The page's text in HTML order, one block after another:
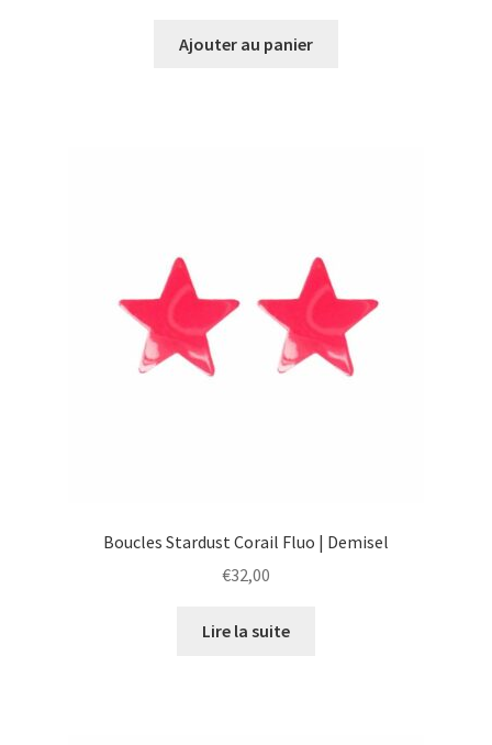
Ajouter au panier
Boucles Stardust Corail Fluo | Demisel
€32,00
Lire la suite